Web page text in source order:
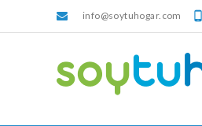
info@soytuhogar.com 